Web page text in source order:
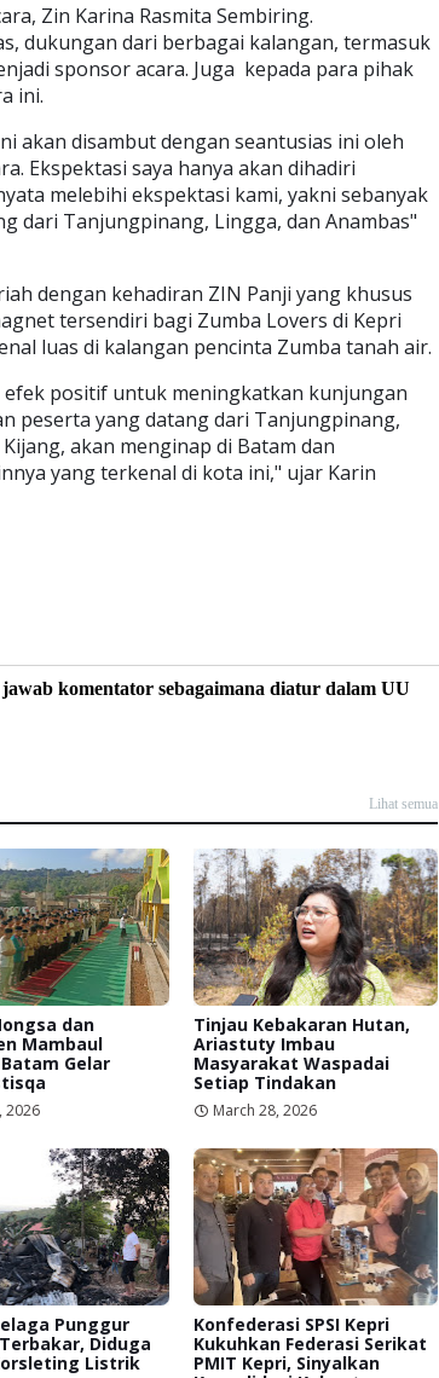
Zin Karina Rasmita Sembiring.
dukungan dari berbagai kalangan, termasuk
sponsor acara. Juga kepada para pihak
ini.
akan disambut dengan seantusias ini oleh
Ekspektasi saya hanya akan dihadiri
melebihi ekspektasi kami, yakni sebanyak
dari Tanjungpinang, Lingga, dan Anambas"
dengan kehadiran ZIN Panji yang khusus
tersendiri bagi Zumba Lovers di Kepri
luas di kalangan pencinta Zumba tanah air.
positif untuk meningkatkan kunjungan
peserta yang datang dari Tanjungpinang,
akan menginap di Batam dan
yang terkenal di kota ini," ujar Karin
komentator sebagaimana diatur dalam UU
Lihat semua
dan
Mambaul
Gelar
2026
Tinjau Kebakaran Hutan,
Ariastuty Imbau
Masyarakat Waspadai
Setiap Tindakan
March 28, 2026
Punggur
Diduga
Listrik
Konfederasi SPSI Kepri
Kukuhkan Federasi Serikat
PMIT Kepri, Sinyalkan